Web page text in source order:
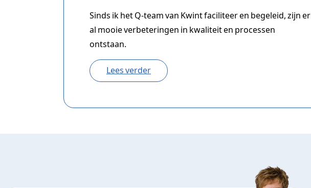
Sinds ik het Q-team van Kwint faciliteer en begeleid, zijn er
al mooie verbeteringen in kwaliteit en processen
ontstaan.
Lees verder